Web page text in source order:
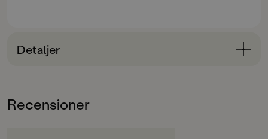
och Valle spanar och vinkar genom fönstret till
tomten, barnet i knasig grön mössa och alla de andra
Det är mamma!
Detaljer
0-3
Recensioner